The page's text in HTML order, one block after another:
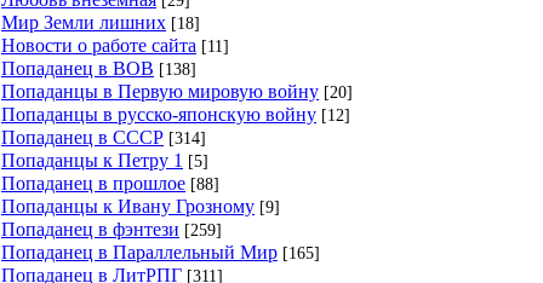
Мир Земли лишних [18]
Новости о работе сайта [11]
Попаданец в ВОВ [138]
Попаданцы в Первую мировую войну [20]
Попаданцы в русско-японскую войну [12]
Попаданец в СССР [314]
Попаданцы к Петру 1 [5]
Попаданец в прошлое [88]
Попаданцы к Ивану Грозному [9]
Попаданец в фэнтези [259]
Попаданец в Параллельный Мир [165]
Попаданец в ЛитРПГ [311]